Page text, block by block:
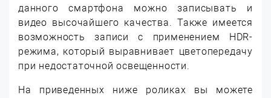
данного смартфона можно записывать и
видео высочайшего качества. Также имеется
возможность записи с применением HDR-
режима, который выравнивает цветопередачу
при недостаточной освещенности.
На приведенных ниже роликах вы можете